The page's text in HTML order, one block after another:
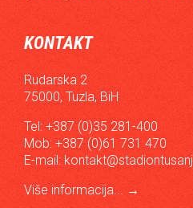
KONTAKT
Rudarska 2
75000, Tuzla, BiH
Tel: +387 (0)35 281-400
Mob: +387 (0)61 731 470
E-mail:
Više informacija... →